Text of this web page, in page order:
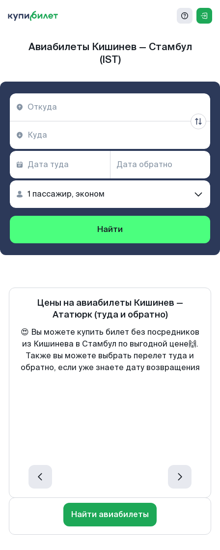
Авиабилеты Кишинев — Стамбул
(IST)
Найти
Цены на авиабилеты Кишинев —
Ататюрк (туда и обратно)
😍 Вы можете купить билет без посредников
из Кишинева в Стамбул по выгодной цене🙌.
Также вы можете выбрать перелет туда и
обратно, если уже знаете дату возвращения
Найти авиабилеты